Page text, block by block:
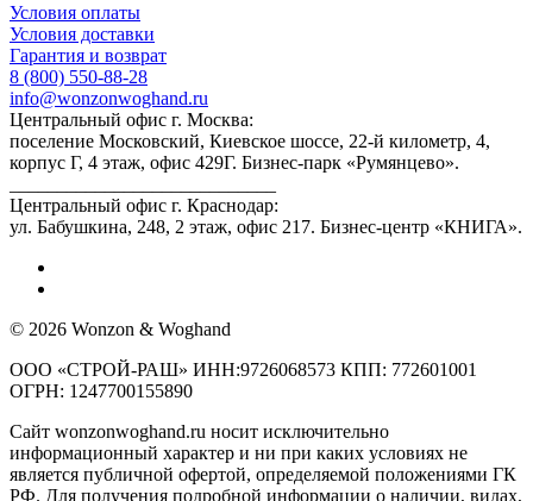
Условия оплаты
Условия доставки
Гарантия и возврат
8 (800) 550-88-28
info@wonzonwoghand.ru
Центральный офис г. Москва:
поселение Московский, Киевское шоссе, 22-й километр, 4,
корпус Г, 4 этаж, офис 429Г. Бизнес-парк «Румянцево».
Центральный офис г. Краснодар:
ул. Бабушкина, 248, 2 этаж, офис 217. Бизнес-центр «КНИГА».
© 2026 Wonzon & Woghand
ООО «СТРОЙ-РАШ» ИНН:9726068573 КПП: 772601001
ОГРН: 1247700155890
Сайт wonzonwoghand.ru носит исключительно
информационный характер и ни при каких условиях не
является публичной офертой, определяемой положениями ГК
РФ. Для получения подробной информации о наличии, видах,